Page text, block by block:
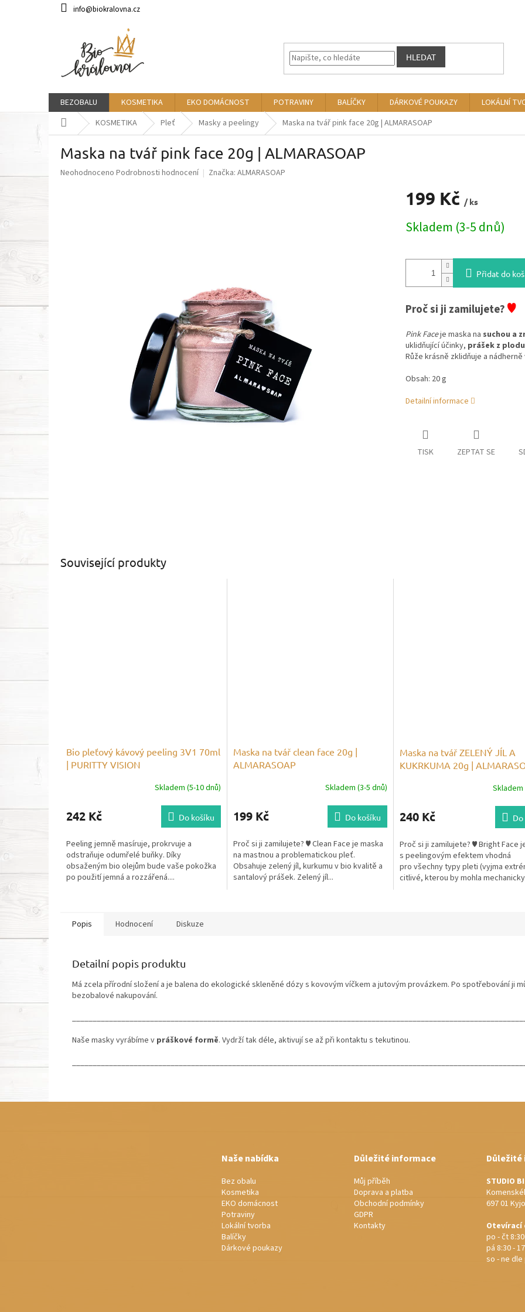
info@biokralovna.cz
HLEDAT
BEZOBALU KOSMETIKA EKO DOMÁCNOST POTRAVINY BALÍČKY DÁRKOVÉ POUKAZY
LOKÁLNÍ
Domů KOSMETIKA Pleť Masky a peelingy Maska na tvář pink face 20g | ALMARASOAP
Maska na tvář pink face 20g | ALMARASOAP
Průměrné
Neohodnoceno Podrobnosti hodnocení Značka: ALMARASOAP
199 Kč / ks
cena:
Skladem (3-5 dnů)
Přidat do
Proč si ji zamilujete?♥
Pink Faceje maska na suchou a
uklidňující účinky, prášek z
Růže krásně zklidňuje a
Obsah: 20 g
Detailní informace
TISK ZEPTAT SE
Související produkty
Bio pleťový kávový peeling 3V1 70ml
| PURITTY VISION
Skladem (5-10 dnů)
242 Kč Do košíku
Peeling jemně masíruje, prokrvuje a
odstraňuje odumřelé buňky­. Díky
obsaženým bio olejům bude vaše pokožka
po použití jemná a rozzářená....
Maska na tvář clean face 20g |
ALMARASOAP
Skladem (3-5 dnů)
199 Kč Do košíku
Proč si ji zamilujete? ♥ Clean Face je maska
na mastnou a problematickou pleť.
Obsahuje zelený jíl, kurkumu v bio kvalitě a
santalový prášek. Zelený jíl...
Maska na tvář ZELENÝ JÍL A
KUKRKUMA 20g |
Skladem
240 Kč
Proč si ji zamilujete? ♥ Bright Face
s peelingovým efektem vhodná
pro všechny typy pleti (vyjma
citlivé, kterou by mohla mechanicky
Popis Hodnocení Diskuze
Detailní popis produktu
Má zcela přírodní složení a je balena do ekologické skleněné dózy s kovovým víčkem a jutovým provázkem. Po spotřebování ji
bezobalové nakupování.
Naše masky vyrábíme v práškové formě. Vydrží tak déle, aktivují se až při kontaktu s tekutinou.
Naše nabídka
Bez obalu
Kosmetika
EKO domácnost
Potraviny
Lokální tvorba
Balíčky
Dárkové poukazy
Důležité informace
Můj příběh
Doprava a platba
Obchodní podmínky
GDPR
Kontakty
STUDIO
697 01
Otevírací
po - čt
pá 8:30 -
so - ne